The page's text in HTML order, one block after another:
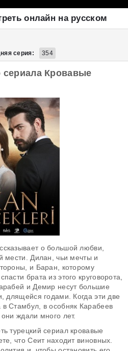
онлайн на русском
серия: 354
сериала Кровавые
о большой любви,
мести. Дилан, чьи мечты и
и Баран, которому
брата из этого круговорота,
и Демир несут большие
длящейся годами. Когда эти две
Стамбул, в особняк Карабеев
ждали много лет.
турецкий сериал кровавые
что Сеит находит виновных.